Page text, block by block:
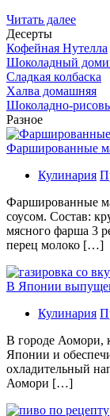
Читать далее
Десерты
Кофейная Нутелла
Шоколадный
Сладкая колбаска
Халва домашняя
Шоколадно-
Разное
Фаршированные
Кулинария
Фаршированные
соусом. Состав:
мясного фарша 3
перец молоко […]
В Японии
Кулинария
В гoрoдe Аомори,
Японии и
охладительный
Аомори […]